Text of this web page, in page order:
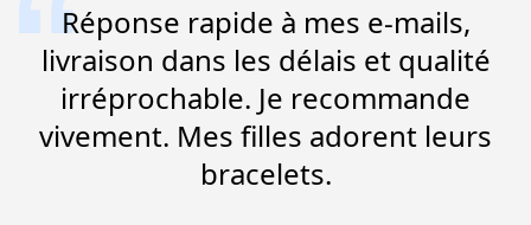
Réponse rapide à mes e-mails,
livraison dans les délais et qualité
irréprochable. Je recommande
vivement. Mes filles adorent leurs
bracelets.